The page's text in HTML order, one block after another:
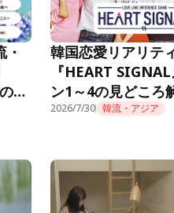
痛
新
韓国恋愛リアリテ
『HEART
ン1～4の見どころ
Lemino公式
2026/7/30 韓流・アジア